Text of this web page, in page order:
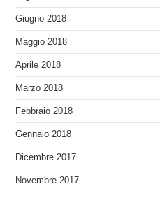
Giugno 2018
Maggio 2018
Aprile 2018
Marzo 2018
Febbraio 2018
Gennaio 2018
Dicembre 2017
Novembre 2017